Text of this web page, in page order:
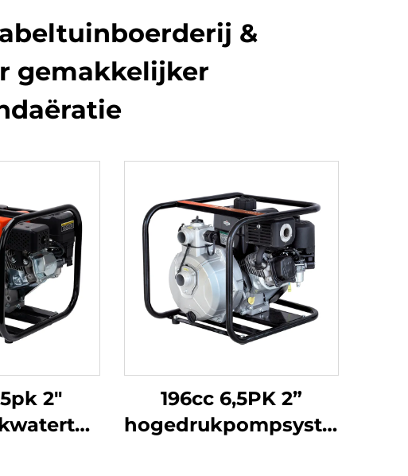
&
gemakkelijker
2"
196cc 6,5PK 2”
hogedrukpompsysteem